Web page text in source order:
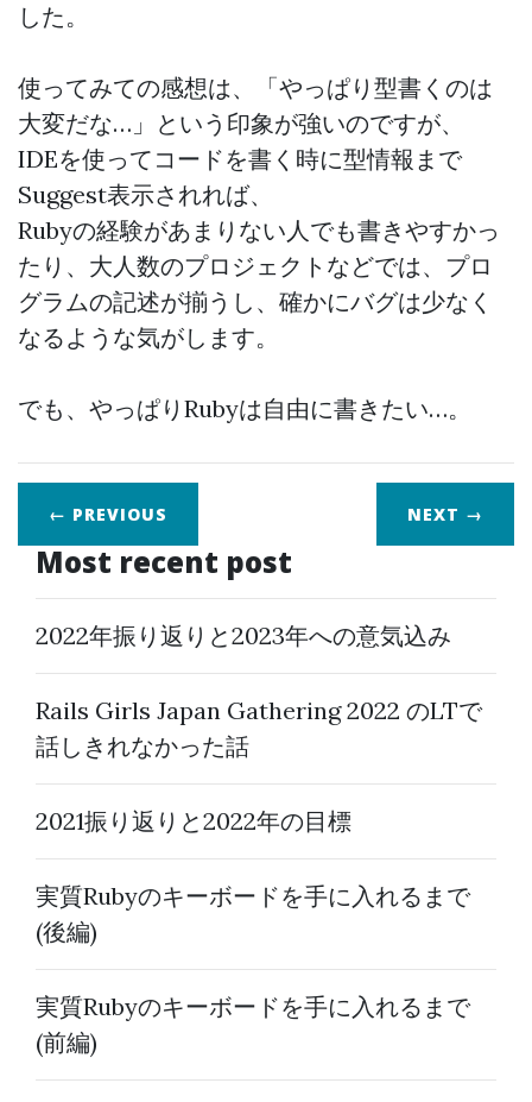
した。
使ってみての感想は、「やっぱり型書くのは
大変だな…」という印象が強いのですが、
IDEを使ってコードを書く時に型情報まで
Suggest表示されれば、
Rubyの経験があまりない人でも書きやすかっ
たり、大人数のプロジェクトなどでは、プロ
グラムの記述が揃うし、確かにバグは少なく
なるような気がします。
でも、やっぱりRubyは自由に書きたい…。
← PREVIOUS NEXT →
Most recent post
2022年振り返りと2023年への意気込み
Rails Girls Japan Gathering 2022 のLTで
話しきれなかった話
2021振り返りと2022年の目標
実質Rubyのキーボードを手に入れるまで
(後編)
実質Rubyのキーボードを手に入れるまで
(前編)